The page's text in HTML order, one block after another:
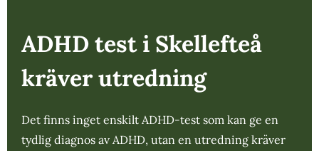
ADHD test i Skellefteå
kräver utredning
Det finns inget enskilt ADHD-test som kan ge en
tydlig diagnos av ADHD, utan en utredning kräver